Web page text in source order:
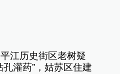
江历史街区老树疑
孔灌药”，姑苏区住建